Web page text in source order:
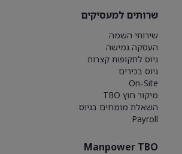
שרותים למעסיקים
שירותי השמה
העסקה גמישה
גיוס לתקופות קצרות
גיוס בכירים
On-Site
מיקור חוץ TBO
השאלת מומחים בגיוס
Payroll
Manpower TBO